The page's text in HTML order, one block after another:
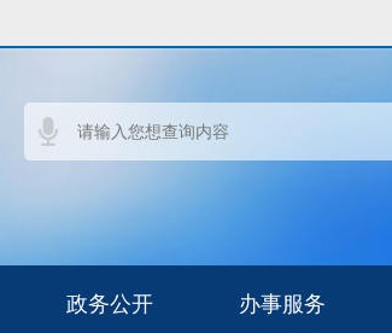
政务公开 办事服务